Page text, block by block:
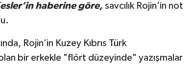
haberine göre, savcılık Rojin’in not
Rojin’in Kuzey Kıbrıs Türk
bir erkekle "flört düzeyinde" yazışmalar